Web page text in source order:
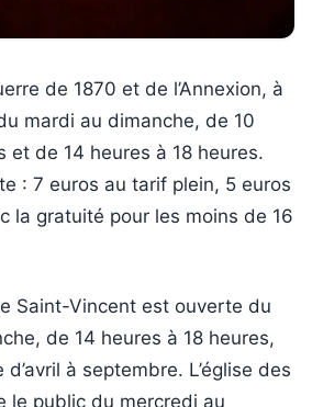
de 1870 et de l’Annexion, à
mardi au dimanche, de 10
et de 14 heures à 18 heures.
: 7 euros au tarif plein, 5 euros
la gratuité pour les moins de 16
Saint-Vincent est ouverte du
de 14 heures à 18 heures,
à septembre. L’église des
le public du mercredi au